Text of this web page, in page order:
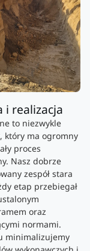
i realizacja
to niezwykle
który ma ogromny
proces
Nasz dobrze
zespół stara
etap przebiegał
oraz
normami.
minimalizujemy